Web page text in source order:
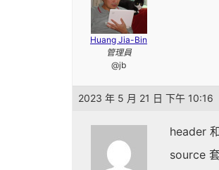
Huang Jia-Bin
管理員
@jb
2023 年 5 月 21 日 下午 10:16
header
source